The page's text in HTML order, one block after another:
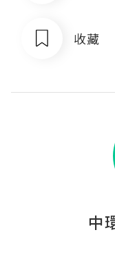
收藏
中